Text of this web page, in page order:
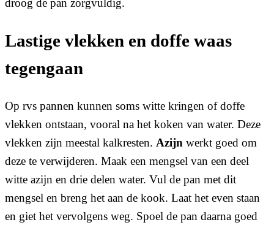
droog de pan zorgvuldig.
Lastige vlekken en doffe waas
tegengaan
Op rvs pannen kunnen soms witte kringen of doffe
vlekken ontstaan, vooral na het koken van water. Deze
vlekken zijn meestal kalkresten. Azijn werkt goed om
deze te verwijderen. Maak een mengsel van een deel
witte azijn en drie delen water. Vul de pan met dit
mengsel en breng het aan de kook. Laat het even staan
en giet het vervolgens weg. Spoel de pan daarna goed